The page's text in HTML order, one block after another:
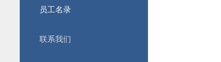
员工名录
联系我们